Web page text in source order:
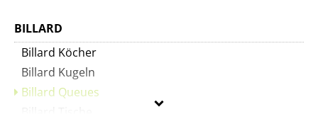
BILLARD
Billard Köcher
Billard Kugeln
Billard Queues